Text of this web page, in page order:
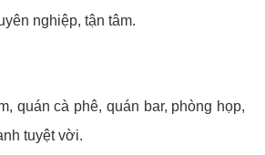
nghiệp, tận tâm.
quán cà phê, quán bar, phòng họp,
tuyệt vời.